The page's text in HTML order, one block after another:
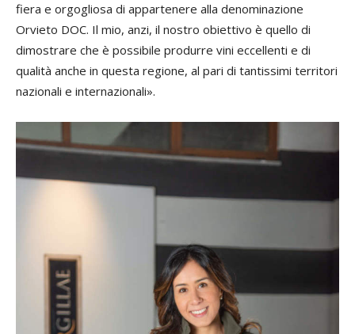
fiera e orgogliosa di appartenere alla denominazione
Orvieto DOC. Il mio, anzi, il nostro obiettivo è quello di
dimostrare che è possibile produrre vini eccellenti e di
qualità anche in questa regione, al pari di tantissimi territori
nazionali e internazionali».